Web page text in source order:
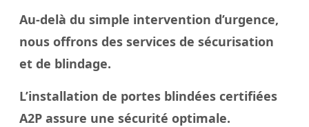
Au-delà du simple intervention d’urgence,
nous offrons des services de sécurisation
et de blindage.
L’installation de portes blindées certifiées
A2P assure une sécurité optimale.